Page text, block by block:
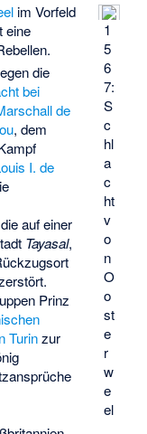
1
5
6
7:
S
c
hl
a
c
ht
v
o
n
O
o
st
e
r
w
e
el
im Vorfeld
eine
die
bei
de
, dem
I. de
auf einer
Tayasal,
Prinz
Turinzur